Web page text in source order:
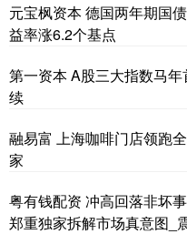
元宝枫资本 德国两年期国
益率涨6.2个基点
第一资本 A股三大指数马
续
融易富 上海咖啡门店领跑
家
粤有钱配资 冲高回落非坏
郑重独家拆解市场真意图_